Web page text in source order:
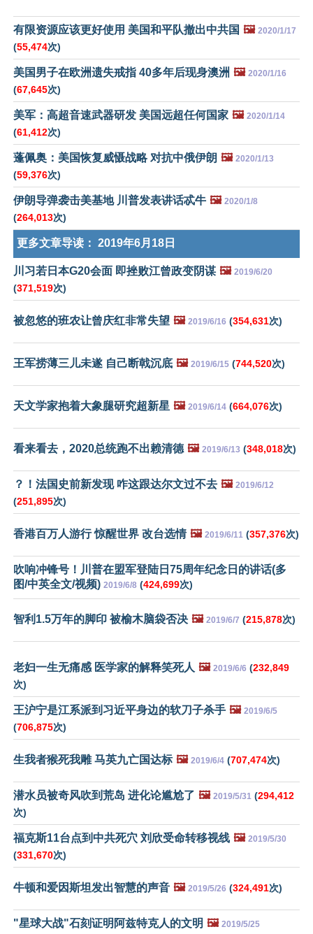
有限资源应该更好使用 美国和平队撤出中共国 🖼️ 2020/1/17
(55,474次)
美国男子在欧洲遗失戒指 40多年后现身澳洲 🖼️ 2020/1/16
(67,645次)
美军：高超音速武器研发 美国远超任何国家 🖼️ 2020/1/14
(61,412次)
蓬佩奥：美国恢复威慑战略 对抗中俄伊朗 🖼️ 2020/1/13
(59,376次)
伊朗导弹袭击美基地 川普发表讲话忒牛 🖼️ 2020/1/8
(264,013次)
更多文章导读： 2019年6月18日
川习若日本G20会面 即挫败江曾政变阴谋 🖼️ 2019/6/20
(371,519次)
被忽悠的班农让曾庆红非常失望 🖼️ 2019/6/16 (354,631次)
王军捞薄三儿未遂 自己断戟沉底 🖼️ 2019/6/15 (744,520次)
天文学家抱着大象腿研究超新星 🖼️ 2019/6/14 (664,076次)
看来看去，2020总统跑不出赖清德 🖼️ 2019/6/13 (348,018次)
？！法国史前新发现 咋这跟达尔文过不去 🖼️ 2019/6/12
(251,895次)
香港百万人游行 惊醒世界 改台选情 🖼️ 2019/6/11 (357,376次)
吹响冲锋号！川普在盟军登陆日75周年纪念日的讲话(多
图/中英全文/视频) 2019/6/8 (424,699次)
智利1.5万年的脚印 被榆木脑袋否决 🖼️ 2019/6/7 (215,878次)
老妇一生无痛感 医学家的解释笑死人 🖼️ 2019/6/6 (232,849
次)
王沪宁是江系派到习近平身边的软刀子杀手 🖼️ 2019/6/5
(706,875次)
生我者猴死我雕 马英九亡国达标 🖼️ 2019/6/4 (707,474次)
潜水员被奇风吹到荒岛 进化论尴尬了 🖼️ 2019/5/31 (294,412
次)
福克斯11台点到中共死穴 刘欣受命转移视线 🖼️ 2019/5/30
(331,670次)
牛顿和爱因斯坦发出智慧的声音 🖼️ 2019/5/26 (324,491次)
"星球大战"石刻证明阿兹特克人的文明 🖼️ 2019/5/25